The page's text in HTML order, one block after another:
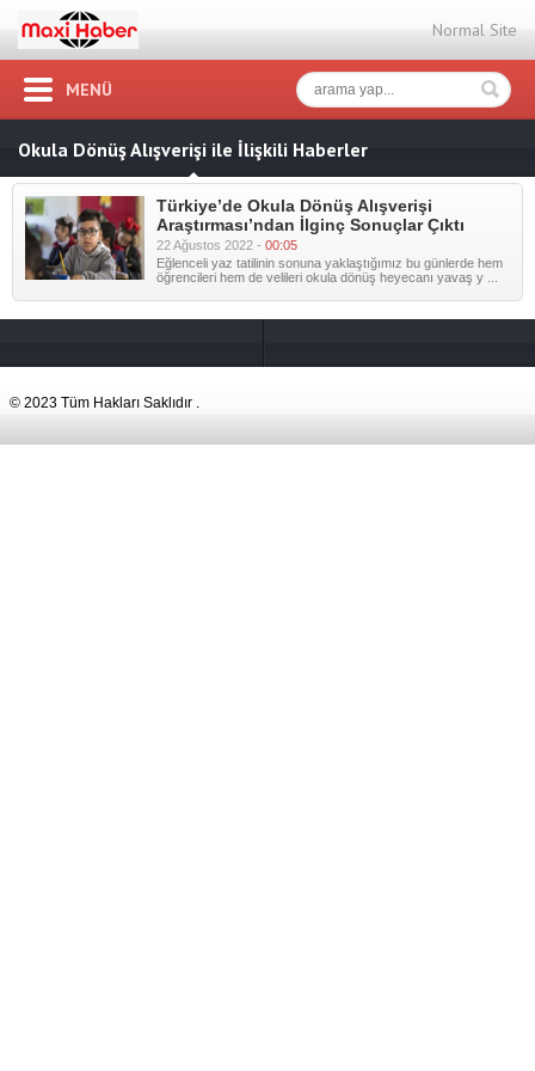
Normal Site
MENÜ
Okula Dönüş Alışverişi ile İlişkili Haberler
Türkiye’de Okula Dönüş Alışverişi
Araştırması’ndan İlginç Sonuçlar Çıktı
22 Ağustos 2022 - 00:05
Eğlenceli yaz tatilinin sonuna yaklaştığımız bu günlerde hem
öğrencileri hem de velileri okula dönüş heyecanı yavaş y ...
© 2023 Tüm Hakları Saklıdır .